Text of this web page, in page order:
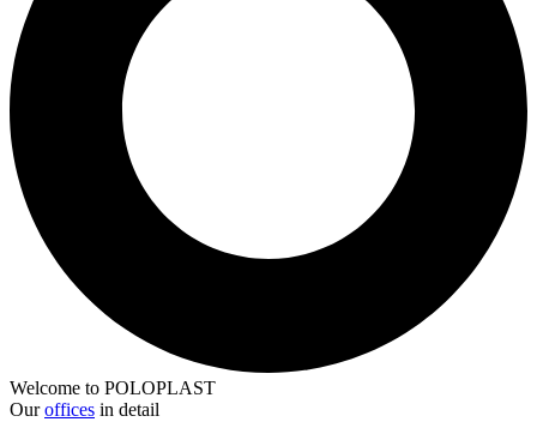
Welcome to POLOPLAST
Ouroffices in detail